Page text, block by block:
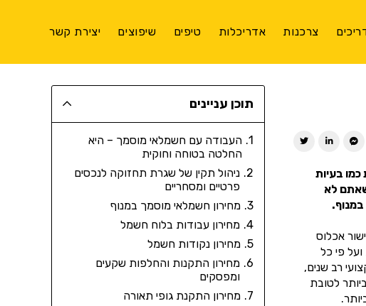
צרכנות אדריכלות טיפים שיפוצים יצירת קשר
כמו בעיות
לא
אכלוס
פי כל
רב שנים,
לטובת
תוכן עניינים
העבודה עם חשמלאי מוסמך – היא
החלטה בטוחה וחוקית
ניהול תקין של שגרת תחזוקה לנכסים
פרטיים ומסחריים
מחירון חשמלאי מוסמך במנוף
מחירון עבודות בלוח חשמל
מחירון נקודות חשמל
מחירון התקנות והחלפות שקעים
ומפסקים
מחירון התקנת גופי תאורה